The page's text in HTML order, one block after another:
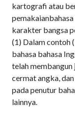
kartografi atau
karakter bangsa
(1) Dalam contoh
bahasa bahasa
telah
cermat angka,
pada penutur
lainnya.